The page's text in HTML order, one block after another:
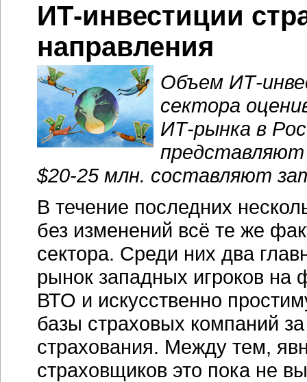
ИТ-инвестиции
направления
Объем ИТ-
сектора
ИТ-рынка в
$20-25 млн. составляют
В течение последних
без изменений всё те же
сектора. Среди них два
рынок западных игроков
ВТО и искусственно
базы страховых компаний
страхования. Между тем,
страховщиков это пока не